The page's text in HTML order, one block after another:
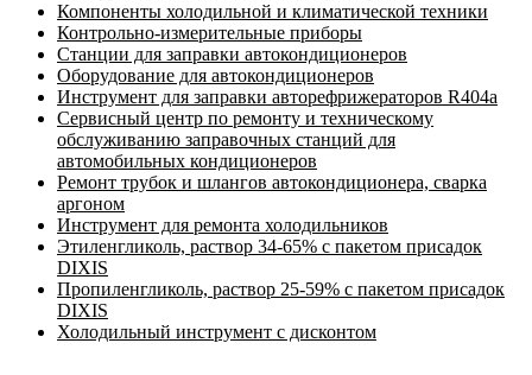
Компоненты холодильной и климатической техники
Контрольно-измерительные приборы
Станции для заправки автокондиционеров
Оборудование для автокондиционеров
Инструмент для заправки авторефрижераторов R404a
Сервисный центр по ремонту и техническому
обслуживанию заправочных станций для
автомобильных кондиционеров
Ремонт трубок и шлангов автокондиционера, сварка
аргоном
Инструмент для ремонта холодильников
Этиленгликоль, раствор 34-65% с пакетом присадок
DIXIS
Пропиленгликоль, раствор 25-59% с пакетом присадок
DIXIS
Холодильный инструмент с дисконтом